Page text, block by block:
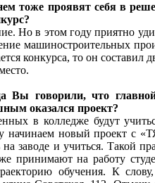
тоже проявят себя в
Но в этом году приятно
машиностроительных
конкурса, то он составил
Вы говорили, что
оказался проект?
в колледже будут
начинаем новый проект
заводе и учиться. Такой
принимают на работу
обучения. К